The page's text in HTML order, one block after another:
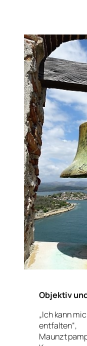
Objektiv
„Ich kann
entfalten“,
Maunzt